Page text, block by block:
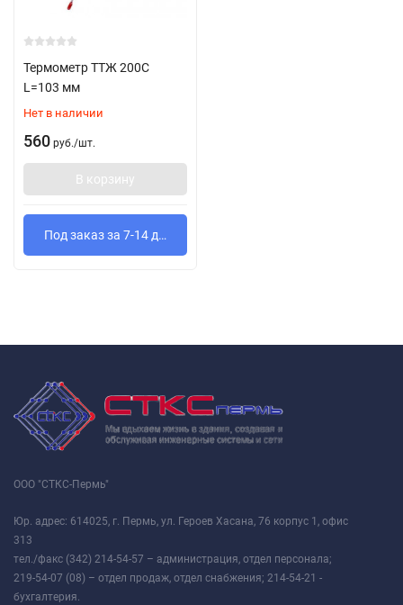
Термометр ТТЖ 200С
L=103 мм
Нет в наличии
560 руб./шт.
В корзину
Под заказ за 7-14 дней
ООО "СТКС-Пермь"
Юр. адрес: 614025, г. Пермь, ул. Героев Хасана, 76 корпус 1, офис
313
тел./факс (342) 214-54-57 – администрация, отдел персонала;
219-54-07 (08) – отдел продаж, отдел снабжения; 214-54-21 -
бухгалтерия.